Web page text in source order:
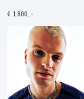
€ 1.800, -